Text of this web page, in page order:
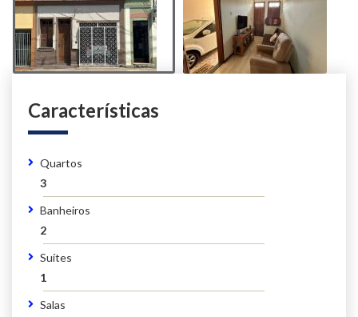
Características
Quartos
3
Banheiros
2
Suítes
1
Salas